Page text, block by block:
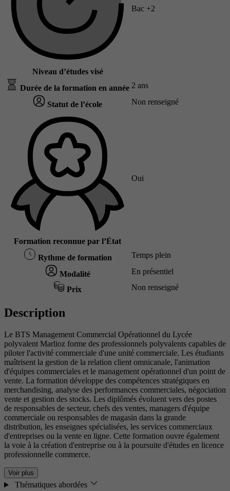
Niveau d’études visé
Bac +2
Durée de la formation en année 2 ans
Statut de l’école Non renseigné
Formation reconnue par l’État
Oui
Rythme de formation Temps plein
Modalité En présentiel
Prix Non renseigné
Description
Le BTS Management Commercial Opérationnel du Lycée
polyvalent Marlioz forme des professionnels polyvalents capables de
piloter l'activité commerciale d'une unité commerciale. Les étudiants
maîtrisent la gestion de la relation client omnicanale, l'animation
d'équipes commerciales et le management opérationnel d'un point de
vente. La formation développe des compétences stratégiques en
merchandising, analyse des performances commerciales, négociation
vente et gestion des stocks. Les diplômés évoluent vers des postes
de responsables de secteur, chefs des ventes, managers d'équipe
commerciale ou responsables de magasin dans la grande
distribution, les enseignes spécialisées, les services commerciaux
d'entreprises ou la vente en ligne. Cette formation ouvre également
la voie à la création d'entreprise ou à la poursuite d'études en licence
professionnelle commerce.
Voir plus
Thématiques abordées